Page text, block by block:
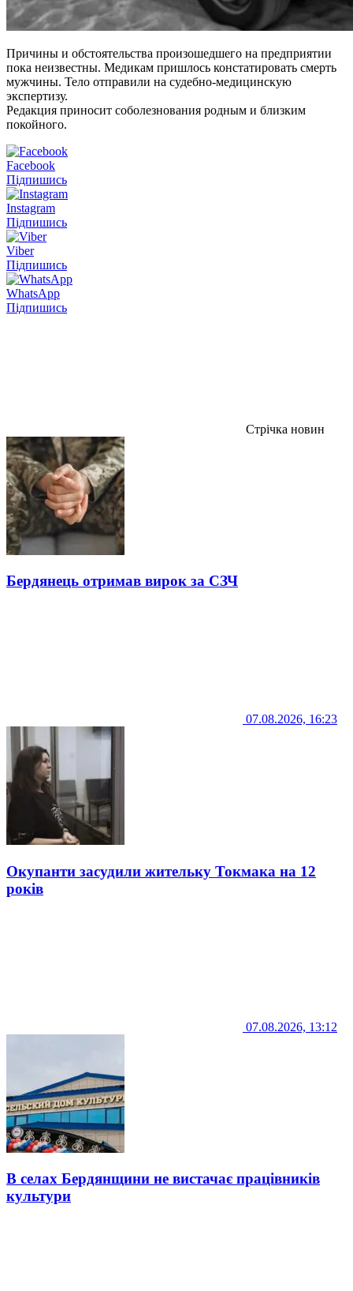
Причины и обстоятельства произошедшего на предприятии
пока неизвестны. Медикам пришлось констатировать смерть
мужчины. Тело отправили на судебно-медицинскую
экспертизу.
Редакция приносит соболезнования родным и близким
покойного.
Facebook
Підпишись
Instagram
Підпишись
Viber
Підпишись
WhatsApp
Підпишись
Стрічка новин
Бердянець отримав вирок за СЗЧ
07.08.2026, 16:23
Окупанти засудили жительку Токмака на 12
років
07.08.2026, 13:12
В селах Бердянщини не вистачає працівників
культури